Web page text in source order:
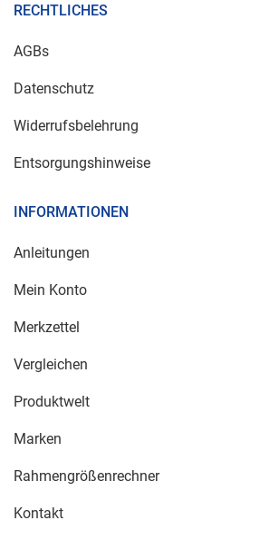
RECHTLICHES
AGBs
Datenschutz
Widerrufsbelehrung
Entsorgungshinweise
INFORMATIONEN
Anleitungen
Mein Konto
Merkzettel
Vergleichen
Produktwelt
Marken
Rahmengrößenrechner
Kontakt